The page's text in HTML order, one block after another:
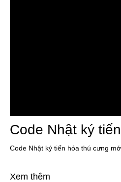
Code Nhật ký
Code Nhật ký tiến hóa thú cưng
Xem thêm